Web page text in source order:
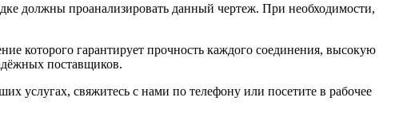
должны проанализировать данный чертеж. При необходимости,
которого гарантирует прочность каждого соединения, высокую
поставщиков.
услугах, свяжитесь с нами по телефону или посетите в рабочее